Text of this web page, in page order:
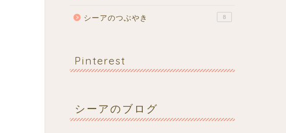
シーアのつぶやき 8
Pinterest
シーアのブログ